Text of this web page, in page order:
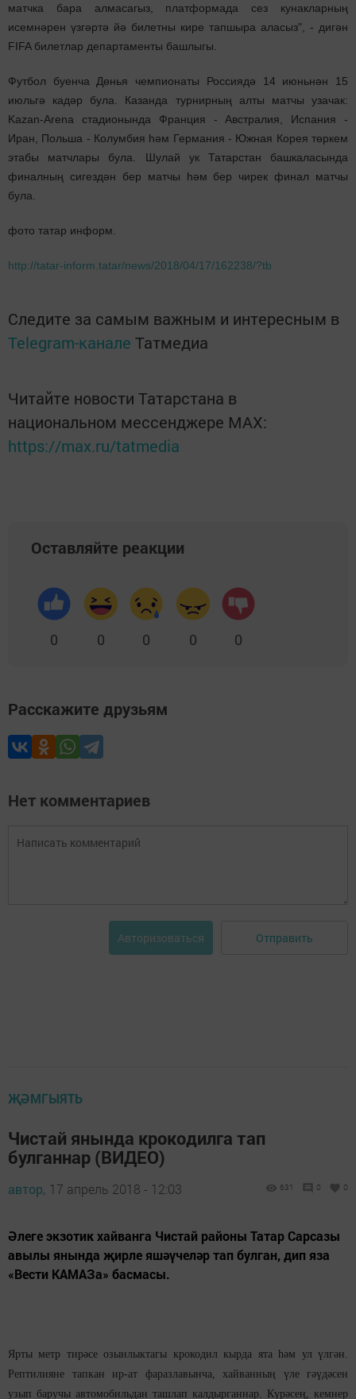
матчка бара алмасагыз, платформада сез кунакларның
исемнәрен үзгәртә йә билетны кире тапшыра аласыз", - дигән
FIFA билетлар департаменты башлыгы.
Футбол буенча Дөнья чемпионаты Россиядә 14 июньнән 15
июльгә кадәр була. Казанда турнирның алты матчы узачак:
Kazan-Arena стадионында Франция - Австралия, Испания -
Иран, Польша - Колумбия һәм Германия - Южная Корея төркем
этабы матчлары була. Шулай ук Татарстан башкаласында
финалның сигездән бер матчы һәм бер чирек финал матчы
була.
фото татар информ.
http://tatar-inform.tatar/news/2018/04/17/162238/?tb
Следите за самым важным и интересным в
Telegram-канале Татмедиа
Читайте новости Татарстана в
национальном мессенджере MАХ:
https://max.ru/tatmedia
Оставляйте реакции
0 0 0 0 0
Расскажите друзьям
Нет комментариев
Авторизоваться Отправить
ҖӘМГЫЯТЬ
Чистай янында крокодилга тап
булганнар (ВИДЕО)
автор, 17 апрель 2018 - 12:03 631 0 0
Әлеге экзотик хайванга Чистай районы Татар Сарсазы
авылы янында җирле яшәүчеләр тап булган, дип яза
«Вести КАМАЗа» басмасы.
Ярты метр тирәсе озынлыктагы крокодил кырда ята һәм ул үлгән.
Рептилияне тапкан ир-ат фаразлавынча, хайванның үле гәүдәсен
узып баручы автомобильдан ташлап калдырганнар. Күрәсең, кемнер